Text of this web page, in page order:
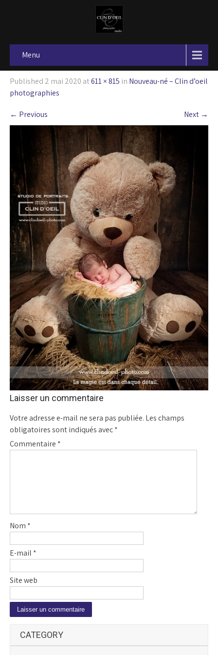
Menu
Published 2 mai 2020 at611 × 815 in Nouveau-né – Clin d’oeil
photographies
← Previous Next →
Laisser un commentaire
Votre adresse e-mail ne sera pas publiée. Les champs
obligatoires sont indiqués avec*
Commentaire *
Nom *
E-mail *
Site web
t
CATEGORY